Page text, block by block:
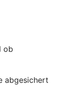
ob
abgesichert